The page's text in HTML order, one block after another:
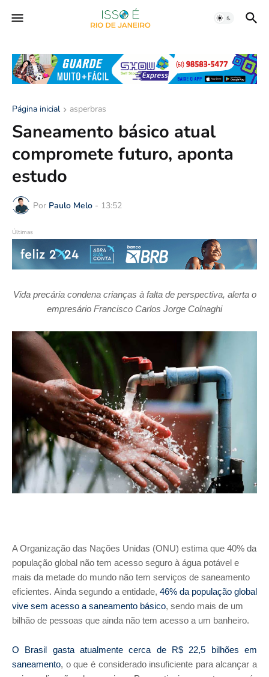
Página inicial asperbras
Saneamento básico atual
compromete futuro, aponta
estudo
Por Paulo Melo - 13:52
Últimas
Vida precária condena crianças à falta de perspectiva, alerta o
empresário Francisco Carlos Jorge Colnaghi
A Organização das Nações Unidas (ONU) estima que 40% da
população global não tem acesso seguro à água potável e
mais da metade do mundo não tem serviços de saneamento
eficientes. Ainda segundo a entidade, 46% da população global
vive sem acesso a saneamento básico, sendo mais de um
bilhão de pessoas que ainda não tem acesso a um banheiro.
O Brasil gasta atualmente cerca de R$ 22,5 bilhões em
saneamento, o que é considerado insuficiente para alcançar a